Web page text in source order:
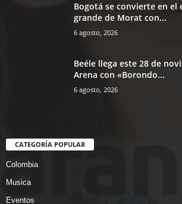
Bogotá se convierte en el
grande de Morat con...
6 agosto, 2026
Beéle llega este 28 de
Arena con «Borondo...
6 agosto, 2026
CATEGORÍA POPULAR
Colombia
Musica
Eventos